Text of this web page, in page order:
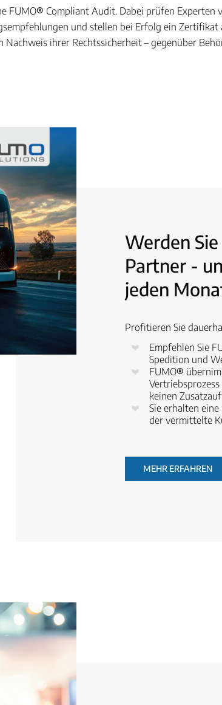
FUMO® Compliant Audit. Dabei prüfen Experten
und stellen bei Erfolg ein Zertifikat
ihrer Rechtssicherheit – gegenüber
Werden
Partner -
jeden
Profitieren Sie
Empfehlen Sie
Spedition und
FUMO®
keinen
Sie erhalten
der vermittelte
MEHR ERFAHREN